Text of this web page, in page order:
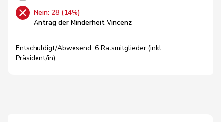
Nein: 28 (14%)
Antrag der Minderheit Vincenz
Entschuldigt/Abwesend: 6 Ratsmitglieder (inkl.
Präsident/in)